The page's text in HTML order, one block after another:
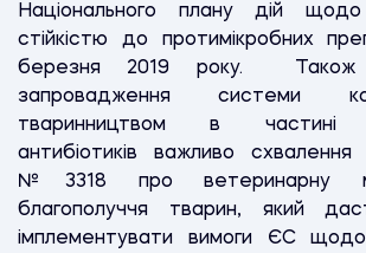
Національного плану дій
стійкістю до протимікробних
березня 2019 року.
запровадження системи
тваринництвом в частині
антибіотиків важливо схвалення
№3318 про ветеринарну
благополуччя тварин, який
імплементувати вимоги ЄС